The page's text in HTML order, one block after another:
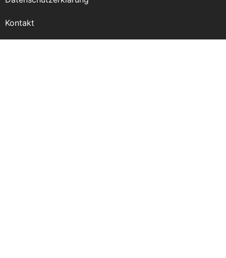
Kontakt